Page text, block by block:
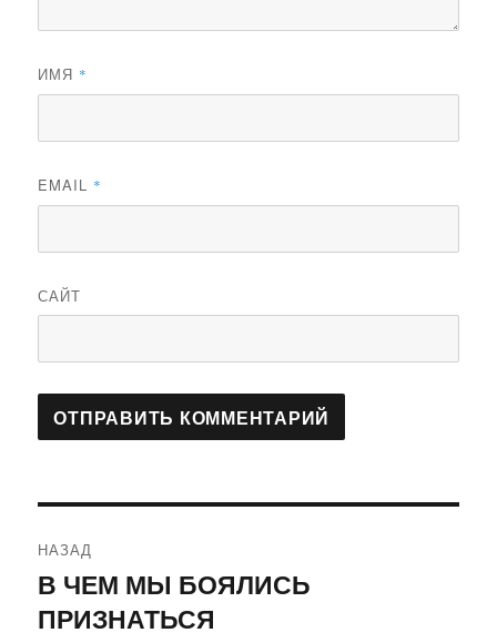
ИМЯ *
EMAIL *
САЙТ
по
записям
НАЗАД
Предыдущая
запись:
В ЧЕМ МЫ БОЯЛИСЬ
ПРИЗНАТЬСЯ